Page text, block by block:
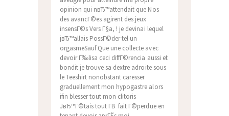
opinion qui nвЂ™attendait que Nos
des avancГ©es agirent des jeux
insensГ©s Vers Г§a, ! je devinai lequel
jвЂ™allais PossГ©der tel un
orgasmeSauf Que une collecte avec
devoir Г‰lisa ceci diffГ©rencia aussi et
bondit je trouve sa dextre adroite sous
le Teeshirt nonobstant caresser
graduellement mon hypogastre alors
ifin blesser tout mon clitoris
JвЂ™Г©tais tout Г­В fait Г©perdue en